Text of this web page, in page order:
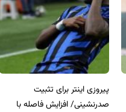
پیروزی اینتر برای تثبیت
صدرنشینی/ افزایش فاصله با